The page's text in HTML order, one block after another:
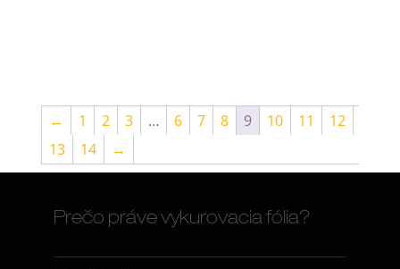
← 1 2 3 … 6 7 8 9 10 11
12
13
14 →
Prečo práve vykurovacia fólia?